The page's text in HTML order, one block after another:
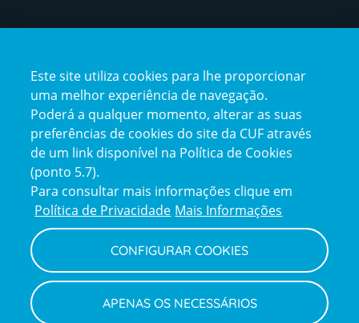
certification2certification3
Reclamações
e
elogios
Política de Privacidade e Cookies
Termos e Condições
Declaração de Acessibilidade
Este site utiliza cookies para lhe proporcionar
uma melhor experiência de navegação.
Poderá a qualquer momento, alterar as suas
preferências de cookies do site da CUF através
de um link disponível na Política de Cookies
(ponto 5.7).
Para consultar mais informações clique em
Política de Privacidade Mais Informações
CONFIGURAR COOKIES
APENAS OS NECESSÁRIOS